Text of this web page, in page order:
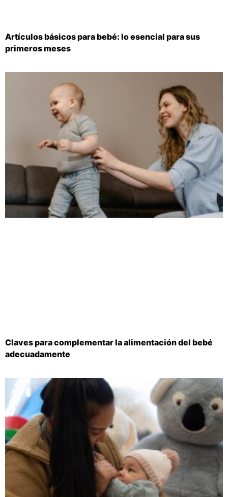
Artículos básicos para bebé: lo esencial para sus
primeros meses
Claves para complementar la alimentación del bebé
adecuadamente